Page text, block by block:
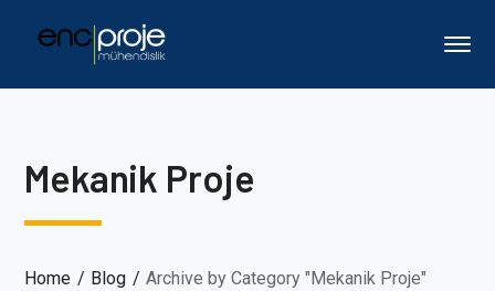
Mekanik Proje
Home Blog Archive by Category "Mekanik Proje"